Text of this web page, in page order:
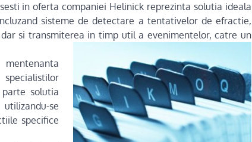
in oferta companiei Helinick reprezinta solutia ideala
sisteme de detectare a tentativelor de efractie,
si transmiterea in timp util a evenimentelor, catre un
solutia
se
specifice